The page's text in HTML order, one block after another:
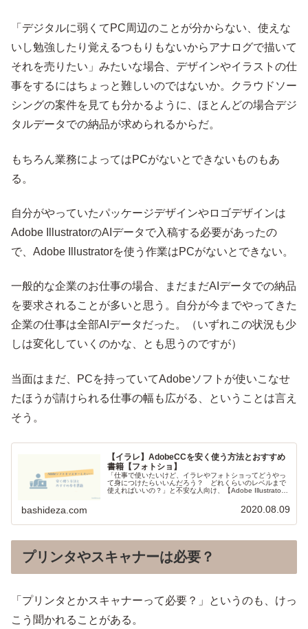
「デジタルに弱くてPC周辺のことが分からない、使えな
いし勉強したり覚えるつもりもないからアナログで描いて
それを売りたい」みたいな場合、デザインやイラストの仕
事をするにはちょっと難しいのではないか。クラウドソー
シングの案件を見ても分かるように、ほとんどの場合デジ
タルデータでの納品が求められるからだ。
もちろん業務によってはPCがないとできないものもあ
る。
自分がやっていたパッケージデザインやロゴデザインは
Adobe IllustratorのAIデータで入稿する必要があったの
で、Adobe Illustratorを使う作業はPCがないとできない。
一般的な企業のお仕事の場合、まだまだAIデータでの納品
を要求されることが多いと思う。自分が今までやってきた
企業の仕事は全部AIデータだった。（いずれこの状況も少
しは変化していくのかな、とも思うのですが）
当面はまだ、PCを持っていてAdobeソフトが使いこなせ
たほうが請けられる仕事の幅も広がる、ということは言え
そう。
【イラレ】AdobeCCを安く使う方法とおすすめ
書籍【フォトショ】
「仕事で使いたいけど、イラレやフォトショってどうやっ
て身につけたらいいんだろう？ どれくらいのレベルまで
使えればいいの？」と不安な人向け、【Adobe Illustrator
っ取り早かったです。基本的な操作さえ分かれば調べなが
bashideza.com 2020.08.09
プリンタやスキャナーは必要？
「プリンタとかスキャナーって必要？」というのも、けっ
こう聞かれることがある。